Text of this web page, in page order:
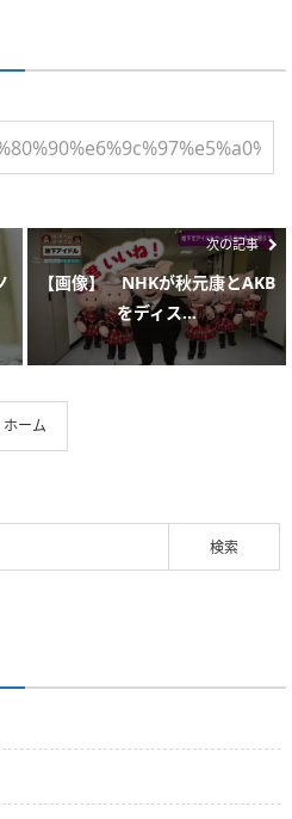
次の記事
【画像】 NHKが秋元康とAKB
をディス...
ホーム